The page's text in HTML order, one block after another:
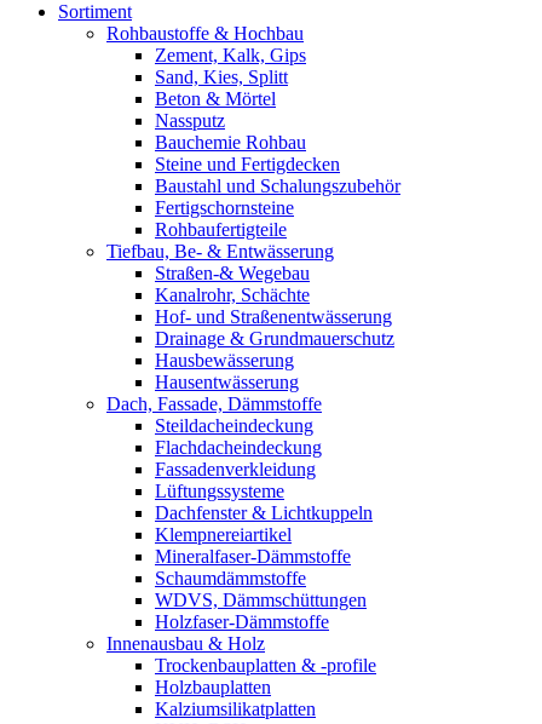
Sortiment
Rohbaustoffe & Hochbau
Zement, Kalk, Gips
Sand, Kies, Splitt
Beton & Mörtel
Nassputz
Bauchemie Rohbau
Steine und Fertigdecken
Baustahl und Schalungszubehör
Fertigschornsteine
Rohbaufertigteile
Tiefbau, Be- & Entwässerung
Straßen-& Wegebau
Kanalrohr, Schächte
Hof- und Straßenentwässerung
Drainage & Grundmauerschutz
Hausbewässerung
Hausentwässerung
Dach, Fassade, Dämmstoffe
Steildacheindeckung
Flachdacheindeckung
Fassadenverkleidung
Lüftungssysteme
Dachfenster & Lichtkuppeln
Klempnereiartikel
Mineralfaser-Dämmstoffe
Schaumdämmstoffe
WDVS, Dämmschüttungen
Holzfaser-Dämmstoffe
Innenausbau & Holz
Trockenbauplatten & -profile
Holzbauplatten
Kalziumsilikatplatten